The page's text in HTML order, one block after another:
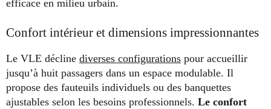
efficace en milieu urbain.
Confort intérieur et dimensions impressionnantes
Le VLE décline diverses configurations pour accueillir
jusqu’à huit passagers dans un espace modulable. Il
propose des fauteuils individuels ou des banquettes
ajustables selon les besoins professionnels. Le confort